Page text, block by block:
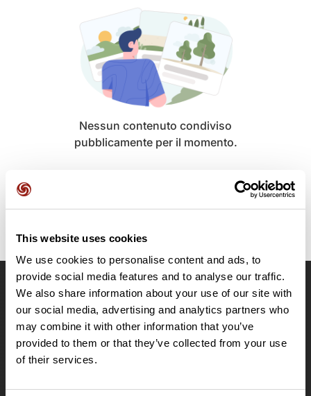
This website uses cookies
We use cookies to personalise content and ads, to
provide social media features and to analyse our traffic.
We also share information about your use of our site with
our social media, advertising and analytics partners who
may combine it with other information that you’ve
provided to them or that they’ve collected from your use
of their services.
Nessun contenuto condiviso
pubblicamente per il momento.
OpenRunner
Team
Lavora con noi
Riguardo a
Le Mag'